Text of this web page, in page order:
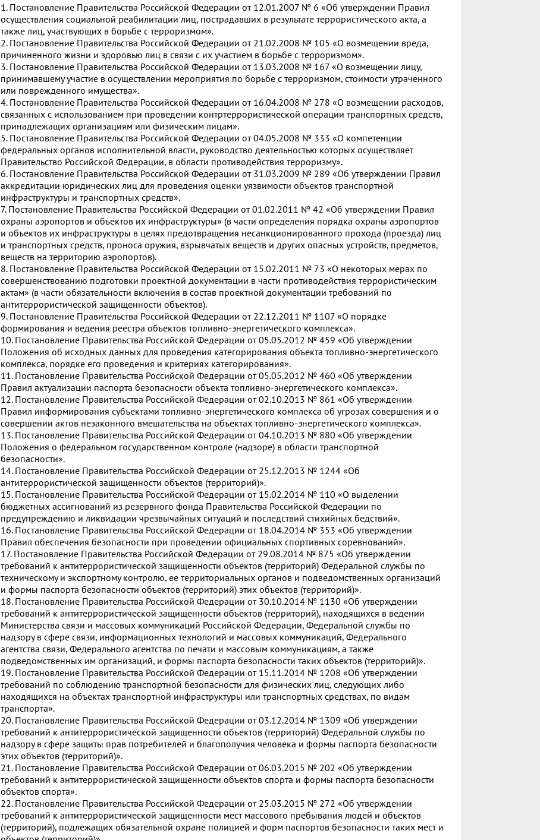
1. Постановление Правительства Российской Федерации от 12.01.2007 № 6 «Об утверждении Правил
осуществления социальной реабилитации лиц, пострадавших в результате террористического акта, а
также лиц, участвующих в борьбе с терроризмом».
2. Постановление Правительства Российской Федерации от 21.02.2008 № 105 «О возмещении вреда,
причиненного жизни и здоровью лиц в связи с их участием в борьбе с терроризмом».
3. Постановление Правительства Российской Федерации от 13.03.2008 № 167 «О возмещении лицу,
принимавшему участие в осуществлении мероприятия по борьбе с терроризмом, стоимости утраченного
или поврежденного имущества».
4. Постановление Правительства Российской Федерации от 16.04.2008 № 278 «О возмещении расходов,
связанных с использованием при проведении контртеррористической операции транспортных средств,
принадлежащих организациям или физическим лицам».
5. Постановление Правительства Российской Федерации от 04.05.2008 № 333 «О компетенции
федеральных органов исполнительной власти, руководство деятельностью которых осуществляет
Правительство Российской Федерации, в области противодействия терроризму».
6. Постановление Правительства Российской Федерации от 31.03.2009 № 289 «Об утверждении Правил
аккредитации юридических лиц для проведения оценки уязвимости объектов транспортной
инфраструктуры и транспортных средств».
7. Постановление Правительства Российской Федерации от 01.02.2011 № 42 «Об утверждении Правил
охраны аэропортов и объектов их инфраструктуры» (в части определения порядка охраны аэропортов
и объектов их инфраструктуры в целях предотвращения несанкционированного прохода (проезда) лиц
и транспортных средств, проноса оружия, взрывчатых веществ и других опасных устройств, предметов,
веществ на территорию аэропортов).
8. Постановление Правительства Российской Федерации от 15.02.2011 № 73 «О некоторых мерах по
совершенствованию подготовки проектной документации в части противодействия террористическим
актам» (в части обязательности включения в состав проектной документации требований по
антитеррористической защищенности объектов).
9. Постановление Правительства Российской Федерации от 22.12.2011 № 1107 «О порядке
формирования и ведения реестра объектов топливно-энергетического комплекса».
10. Постановление Правительства Российской Федерации от 05.05.2012 № 459 «Об утверждении
Положения об исходных данных для проведения категорирования объекта топливно-энергетического
комплекса, порядке его проведения и критериях категорирования».
11. Постановление Правительства Российской Федерации от 05.05.2012 № 460 «Об утверждении
Правил актуализации паспорта безопасности объекта топливно-энергетического комплекса».
12. Постановление Правительства Российской Федерации от 02.10.2013 № 861 «Об утверждении
Правил информирования субъектами топливно-энергетического комплекса об угрозах совершения и о
совершении актов незаконного вмешательства на объектах топливно-энергетического комплекса».
13. Постановление Правительства Российской Федерации от 04.10.2013 № 880 «Об утверждении
Положения о федеральном государственном контроле (надзоре) в области транспортной
безопасности».
14. Постановление Правительства Российской Федерации от 25.12.2013 № 1244 «Об
антитеррористической защищенности объектов (территорий)».
15. Постановление Правительства Российской Федерации от 15.02.2014 № 110 «О выделении
бюджетных ассигнований из резервного фонда Правительства Российской Федерации по
предупреждению и ликвидации чрезвычайных ситуаций и последствий стихийных бедствий».
16. Постановление Правительства Российской Федерации от 18.04.2014 № 353 «Об утверждении
Правил обеспечения безопасности при проведении официальных спортивных соревнований».
17. Постановление Правительства Российской Федерации от 29.08.2014 № 875 «Об утверждении
требований к антитеррористической защищенности объектов (территорий) Федеральной службы по
техническому и экспортному контролю, ее территориальных органов и подведомственных организаций
и формы паспорта безопасности объектов (территорий) этих объектов (территорий)».
18. Постановление Правительства Российской Федерации от 30.10.2014 № 1130 «Об утверждении
требований к антитеррористической защищенности объектов (территорий), находящихся в ведении
Министерства связи и массовых коммуникаций Российской Федерации, Федеральной службы по
надзору в сфере связи, информационных технологий и массовых коммуникаций, Федерального
агентства связи, Федерального агентства по печати и массовым коммуникациям, а также
подведомственных им организаций, и формы паспорта безопасности таких объектов (территорий)».
19. Постановление Правительства Российской Федерации от 15.11.2014 № 1208 «Об утверждении
требований по соблюдению транспортной безопасности для физических лиц, следующих либо
находящихся на объектах транспортной инфраструктуры или транспортных средствах, по видам
транспорта».
20. Постановление Правительства Российской Федерации от 03.12.2014 № 1309 «Об утверждении
требований к антитеррористической защищенности объектов (территорий) Федеральной службы по
надзору в сфере защиты прав потребителей и благополучия человека и формы паспорта безопасности
этих объектов (территорий)».
21. Постановление Правительства Российской Федерации от 06.03.2015 № 202 «Об утверждении
требований к антитеррористической защищенности объектов спорта и формы паспорта безопасности
объектов спорта».
22. Постановление Правительства Российской Федерации от 25.03.2015 № 272 «Об утверждении
требований к антитеррористической защищенности мест массового пребывания людей и объектов
(территорий), подлежащих обязательной охране полицией и форм паспортов безопасности таких мест и